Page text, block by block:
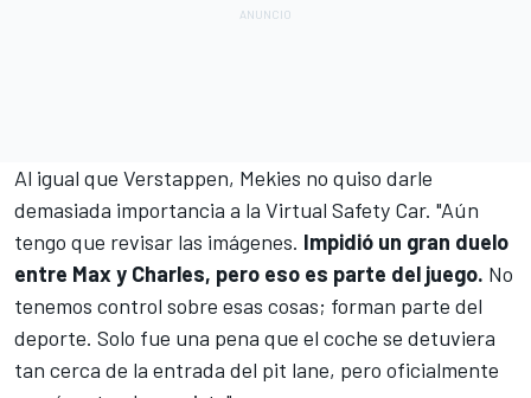
Al igual que Verstappen, Mekies no quiso darle
demasiada importancia a la Virtual Safety Car. "Aún
tengo que revisar las imágenes. Impidió un gran duelo
entre Max y Charles, pero eso es parte del juego. No
tenemos control sobre esas cosas; forman parte del
deporte. Solo fue una pena que el coche se detuviera
tan cerca de la entrada del pit lane, pero oficialmente